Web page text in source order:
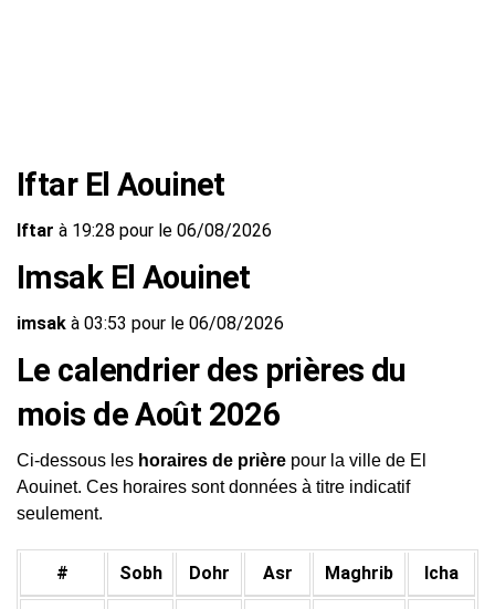
Iftar El Aouinet
Iftar à 19:28 pour le 06/08/2026
Imsak El Aouinet
imsak à 03:53 pour le 06/08/2026
Le calendrier des prières du
mois de Août 2026
Ci-dessous les horaires de prière pour la ville de El
Aouinet. Ces horaires sont données à titre indicatif
seulement.
# Sobh Dohr Asr Maghrib Icha